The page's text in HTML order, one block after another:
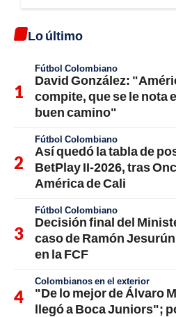
Lo último
Fútbol Colombiano
David González:
compite, que se le nota
buen camino"
Fútbol Colombiano
Así quedó la tabla de
BetPlay II-2026, tras
América de Cali
Fútbol Colombiano
Decisión final del
caso de Ramón
en la FCF
Colombianos en el exterior
"De lo mejor de Álvaro
llegó a Boca Juniors";